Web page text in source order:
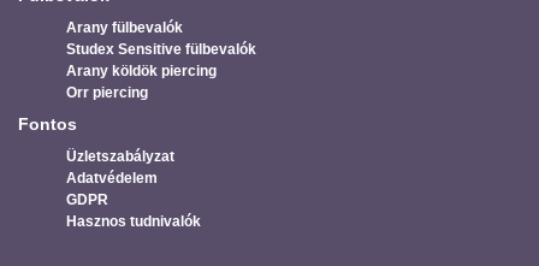
Arany fülbevalók
Studex Sensitive fülbevalók
Arany köldök piercing
Orr piercing
Fontos
Üzletszabályzat
Adatvédelem
GDPR
Hasznos tudnivalók